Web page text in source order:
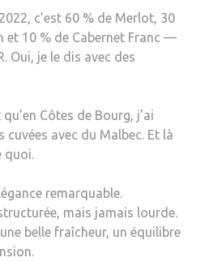
c’est 60 % de Merlot, 30
et 10 % de Cabernet Franc —
Oui, je le dis avec des
Côtes de Bourg, j’ai
avec du Malbec. Et là
quoi.
remarquable.
mais jamais lourde.
belle fraîcheur, un équilibre